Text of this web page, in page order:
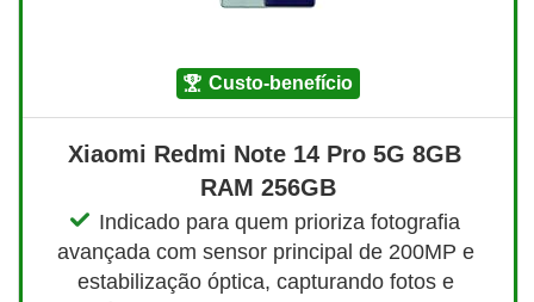
custo-benefício
Xiaomi Redmi Note 14 Pro 5G 8GB
RAM 256GB
Indicado para quem prioriza fotografia
avançada com sensor principal de 200MP e
estabilização óptica, capturando fotos e